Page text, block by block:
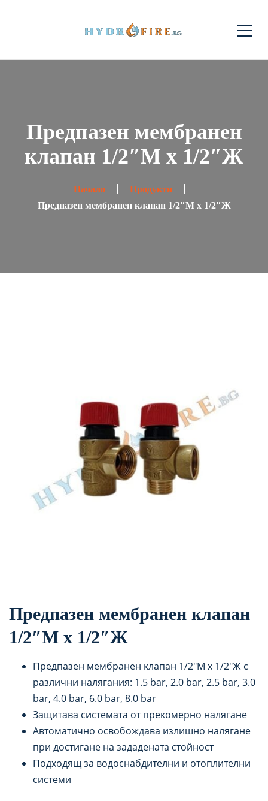
Предпазен мембранен
клапан 1/2″М х 1/2″Ж
Начало
Продукти
Предпазен мембранен клапан 1/2″М х 1/2″Ж
Предпазен мембранен клапан
1/2″М х 1/2″Ж
Предпазен мембранен клапан 1/2″М х 1/2″Ж с
различни налягания: 1.5 bar, 2.0 bar, 2.5 bar, 3.0
bar, 4.0 bar, 6.0 bar, 8.0 bar
Защитава системата от прекомерно налягане
Автоматично освобождава излишно налягане
при достигане на зададената стойност
Подходящ за водоснабдителни и отоплителни
системи